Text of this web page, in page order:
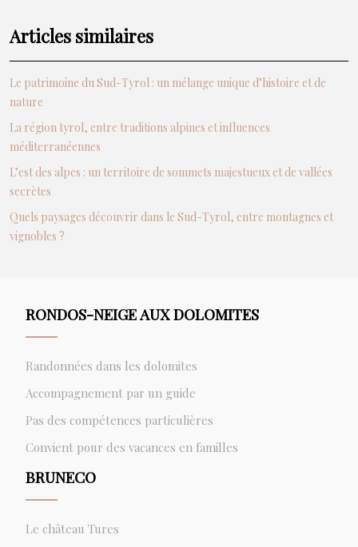
Articles similaires
Le patrimoine du Sud-Tyrol : un mélange unique d’histoire et de
nature
La région tyrol, entre traditions alpines et influences
méditerranéennes
L’est des alpes : un territoire de sommets majestueux et de vallées
secrètes
Quels paysages découvrir dans le Sud-Tyrol, entre montagnes et
vignobles ?
RONDOS-NEIGE AUX DOLOMITES
Randonnées dans les dolomites
Accompagnement par un guide
Pas des compétences particulières
Convient pour des vacances en familles
BRUNECO
Le château Tures